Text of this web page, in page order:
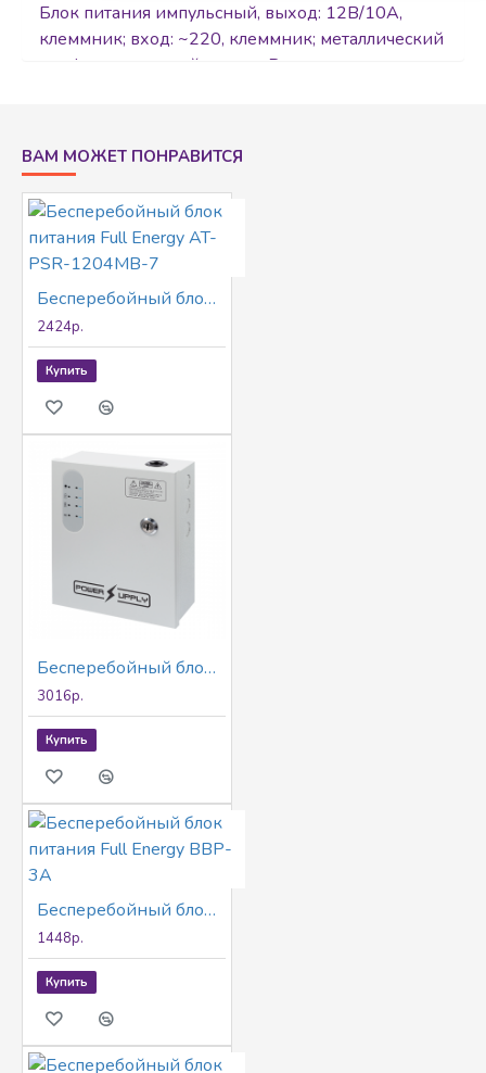
Блок питания импульсный, выход: 12В/10А,
клеммник; вход: ~220, клеммник; металлический
перфорированный корпус. Размеры:
ВАМ МОЖЕТ ПОНРАВИТСЯ
Бесперебойный блок питания Full Energy AT-PSR-1204MB-7
2424р.
Купить
Бесперебойный блок питания Full Energy AT-PSR-1204MB-V4-7
3016р.
Купить
Бесперебойный блок питания Full Energy BBP-3A
1448р.
Купить